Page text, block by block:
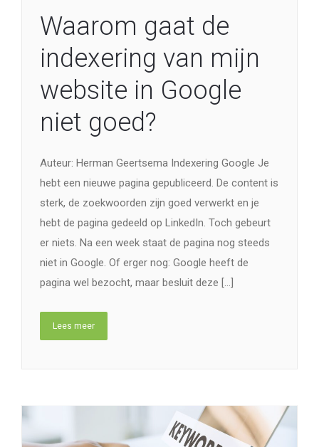
niet goed?
Auteur: Herman Geertsema Indexering Google Je
hebt een nieuwe pagina gepubliceerd. De content is
sterk, de zoekwoorden zijn goed verwerkt en je
hebt de pagina gedeeld op LinkedIn. Toch gebeurt
er niets. Na een week staat de pagina nog steeds
niet in Google. Of erger nog: Google heeft de
pagina wel bezocht, maar besluit deze […]
Lees meer